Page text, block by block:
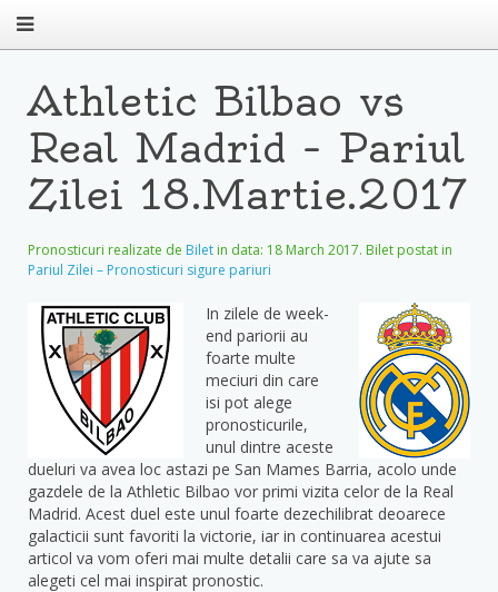
Athletic Bilbao vs
Real Madrid – Pariul
Zilei 18.Martie.2017
Pronosticuri realizate de Bilet in data: 18 March 2017. Bilet postat in
Pariul Zilei – Pronosticuri sigure pariuri
In zilele de week-
end pariorii au
foarte multe
meciuri din care
isi pot alege
pronosticurile,
unul dintre aceste
dueluri va avea loc astazi pe San Mames Barria, acolo unde
gazdele de la Athletic Bilbao vor primi vizita celor de la Real
Madrid. Acest duel este unul foarte dezechilibrat deoarece
galacticii sunt favoriti la victorie, iar in continuarea acestui
articol va vom oferi mai multe detalii care sa va ajute sa
alegeti cel mai inspirat pronostic.